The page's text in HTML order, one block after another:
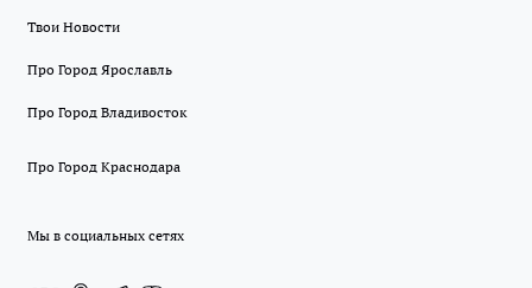
Твои Новости
Про Город Ярославль
Про Город Владивосток
Про Город Краснодара
Мы в социальных сетях